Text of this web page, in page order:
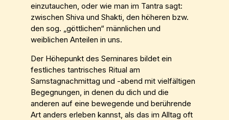
einzutauchen, oder wie man im Tantra sagt:
zwischen Shiva und Shakti, den höheren bzw.
den sog. „göttlichen“ männlichen und
weiblichen Anteilen in uns.
Der Höhepunkt des Seminares bildet ein
festliches tantrisches Ritual am
Samstagnachmittag und -abend mit vielfältigen
Begegnungen, in denen du dich und die
anderen auf eine bewegende und berührende
Art anders erleben kannst, als das im Alltag oft